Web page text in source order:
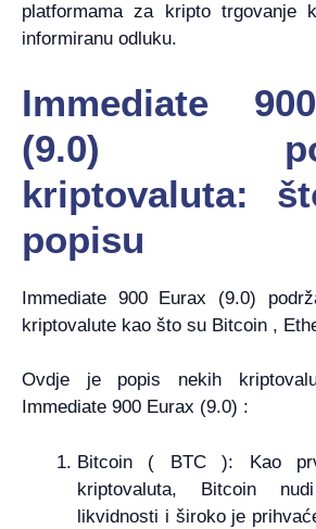
platformama za kripto trgovanje
informiranu odluku.
Immediate
(9.0)
kriptovaluta:
popisu
Immediate 900 Eurax (9.0)
kriptovalute kao što su Bitcoin ,
Ovdje je popis nekih
Immediate 900 Eurax (9.0) :
Bitcoin ( BTC ): Kao
kriptovaluta, Bitcoin
likvidnosti i široko je